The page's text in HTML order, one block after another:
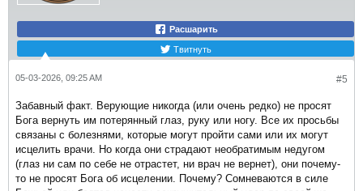
Расшарить
Твитнуть
#5
05-03-2026, 09:25 AM
Забавный факт. Верующие никогда (или очень редко) не просят
Бога вернуть им потерянный глаз, руку или ногу. Все их просьбы
связаны с болезнями, которые могут пройти сами или их могут
исцелить врачи. Но когда они страдают необратимым недугом
(глаз ни сам по себе не отрастет, ни врач не вернет), они почему-
то не просят Бога об исцелении. Почему? Сомневаются в силе